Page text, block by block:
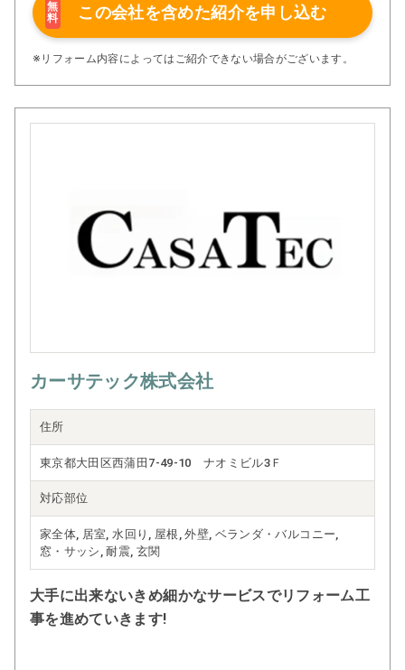
ぜひ、お客様のご希望をお聞かせ下さい。ご連絡をお待ち
しております。
無
料
この会社を含めた紹介を申し込む
※リフォーム内容によってはご紹介できない場合がございます。
カーサテック株式会社
住所
東京都大田区西蒲田7-49-10 ナオミビル3Ｆ
対応部位
家全体, 居室, 水回り, 屋根, 外壁, ベランダ・バルコニー,
窓・サッシ, 耐震, 玄関
大手に出来ないきめ細かなサービスでリフォーム工
事を進めていきます!